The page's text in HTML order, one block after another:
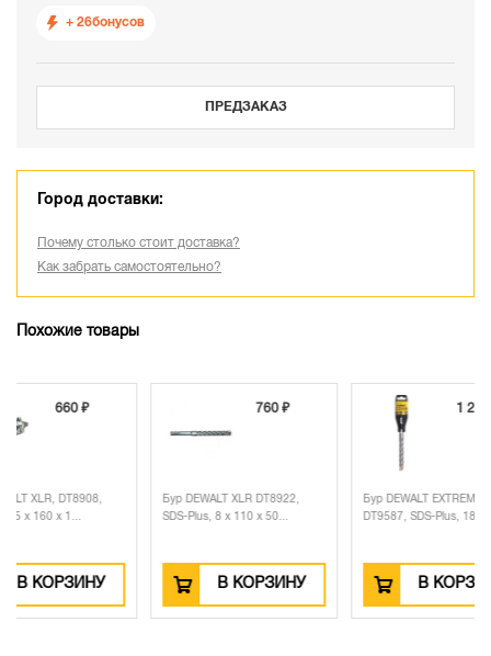
+ 26бонусов
ПРЕДЗАКАЗ
Город доставки:
Почему столько стоит доставка?
Как забрать самостоятельно?
Похожие товары
860 ₽
XLR, DT8928,
10 x 160 x ...
В КОРЗИНУ
660 ₽
Бур DEWALT XLR, DT8908,
SDS-Plus, 5 x 160 x 1...
В КОРЗИНУ
Бур DEWALT XLR
SDS-Plus, 8 x 110 x
В